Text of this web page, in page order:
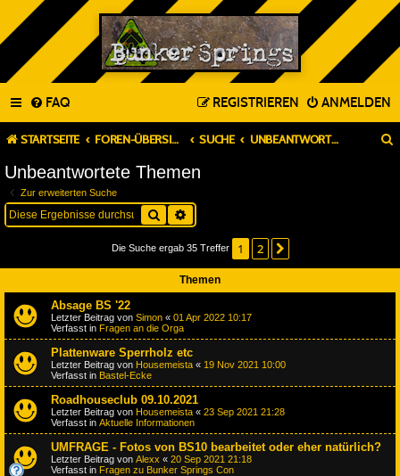
FAQ ANMELDEN
REGISTRIEREN
STARTSEITE FOREN-ÜBERSICHT SUCHE UNBEANTWORTETE THEMEN
Unbeantwortete Themen
Zur erweiterten Suche
Suche
Die Suche ergab 35 Treffer 1 2
Themen
Absage BS '22
Letzter Beitrag von Simon « 01 Apr 2022 10:17
Verfasst in Fragen an die Orga
Plattenware Sperrholz etc
Letzter Beitrag von Housemeista « 19 Nov 2021 10:00
Verfasst in Bastel-Ecke
Roadhouseclub 09.10.2021
Letzter Beitrag von Housemeista « 23 Sep 2021 21:28
Verfasst in Aktuelle Informationen
UMFRAGE - Fotos von BS10 bearbeitet oder eher natürlich?
Letzter Beitrag von Alexx « 20 Sep 2021 21:18
Verfasst in Fragen zu Bunker Springs Con